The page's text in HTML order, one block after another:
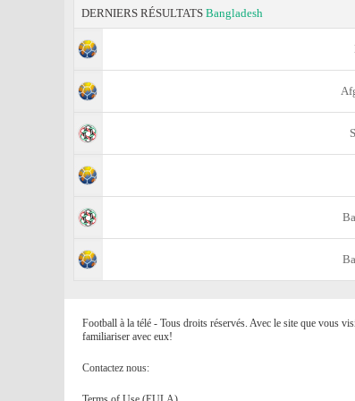
DERNIERS RÉSULTATS Bangladesh
Football à la télé - Tous droits réservés. Avec le site que vous
familiariser avec eux!
Contactez nous: